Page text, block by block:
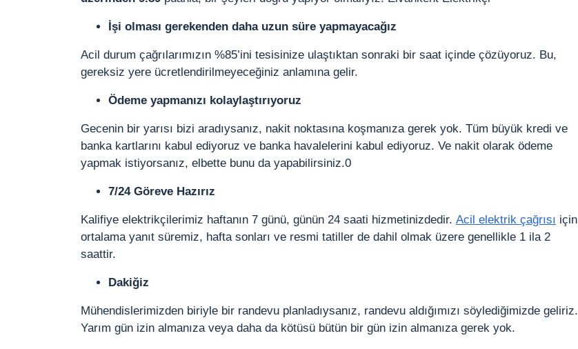
İşi olması gerekenden daha uzun süre yapmayacağız
Acil durum çağrılarımızın %85’ini tesisinize ulaştıktan sonraki bir saat içinde çözüyoruz. Bu,
gereksiz yere ücretlendirilmeyeceğiniz anlamına gelir.
Ödeme yapmanızı kolaylaştırıyoruz
Gecenin bir yarısı bizi aradıysanız, nakit noktasına koşmanıza gerek yok. Tüm büyük kredi ve
banka kartlarını kabul ediyoruz ve banka havalelerini kabul ediyoruz. Ve nakit olarak ödeme
yapmak istiyorsanız, elbette bunu da yapabilirsiniz.0
7/24 Göreve Hazırız
Kalifiye elektrikçilerimiz haftanın 7 günü, günün 24 saati hizmetinizdedir. Acil elektrik çağrısı için
ortalama yanıt süremiz, hafta sonları ve resmi tatiller de dahil olmak üzere genellikle 1 ila 2
saattir.
Dakiğiz
Mühendislerimizden biriyle bir randevu planladıysanız, randevu aldığımızı söylediğimizde geliriz.
Yarım gün izin almanıza veya daha da kötüsü bütün bir gün izin almanıza gerek yok.